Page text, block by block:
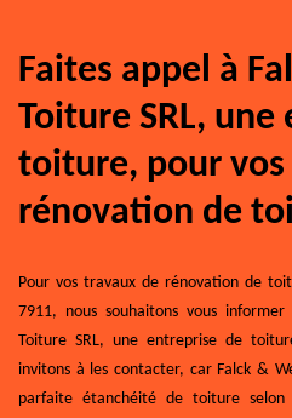
Faites appel à
Toiture SRL,
toiture, pour
rénovation de
Pour vos travaux de rénovation de
7911, nous souhaitons vous
Toiture SRL, une entreprise de
invitons à les contacter, car Falck &
parfaite étanchéité de toiture